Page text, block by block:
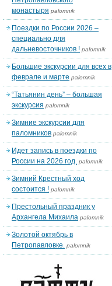
монастыря palomnik
Поездки по России 2026 –
специально для
дальневосточников ! palomnik
Большие экскурсии для всех в
феврале и марте palomnik
“Татьянин день” – большая
экскурсия palomnik
Зимние экскурсии для
паломников palomnik
Идет запись в поездки по
России на 2026 год. palomnik
Зимний Крестный ход
состоится ! palomnik
Престольный праздник у
Архангела Михаила palomnik
Золотой октябрь в
Петропавловке. palomnik